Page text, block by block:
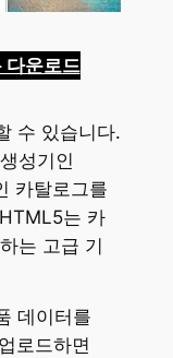
다운로드
수 있습니다.
성기인
카탈로그를
는 카
는 고급 기
데이터를
로드하면